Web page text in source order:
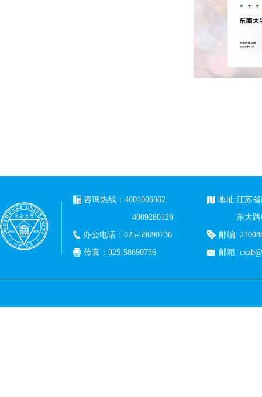
咨询热线：4001006862
4009280129
办公电话：025-58690736
传真：025-58690736
地址:江苏
东大
邮编:
邮箱: